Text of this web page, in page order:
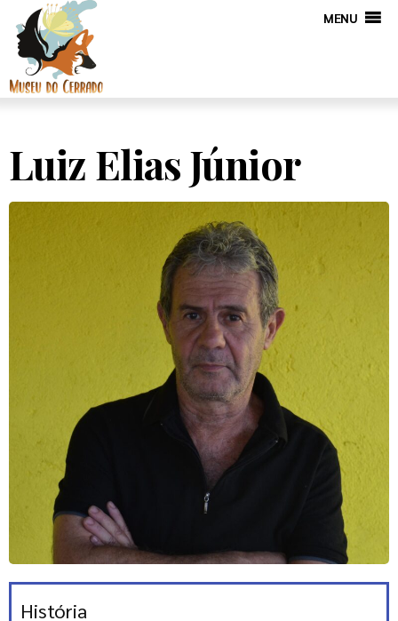
MENU
Luiz Elias Júnior
História